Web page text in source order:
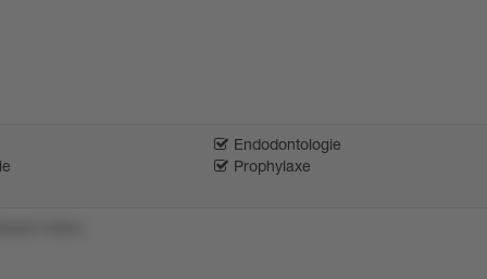
Endodontologie
Prophylaxe